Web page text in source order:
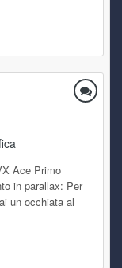
Ace Primo
in parallax: Per
un occhiata al